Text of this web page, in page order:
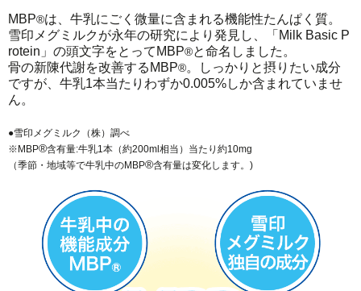
MBP®は、牛乳にごく微量に含まれる機能性たんぱく質。
雪印メグミルクが永年の研究により発見し、「Milk Basic P
rotein」の頭文字をとってMBP®と命名しました。
骨の新陳代謝を改善するMBP®。しっかりと摂りたい成分
ですが、牛乳1本当たりわずか0.005%しか含まれていませ
ん。
●雪印メグミルク（株）調べ
※MBP®含有量:牛乳1本（約200ml相当）当たり約10mg
（季節・地域等で牛乳中のMBP®含有量は変化します。)